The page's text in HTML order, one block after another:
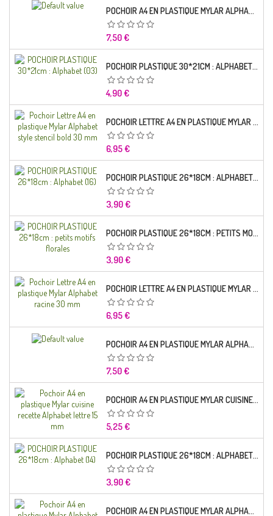
POCHOIR A4 EN PLASTIQUE MYLAR ALPHABET LETTRE TYPO CHARLEMAGNE 28 MM
Prix
7,50 €
POCHOIR PLASTIQUE 30*21CM : ALPHABET (03)
Prix
4,90 €
POCHOIR LETTRE A4 EN PLASTIQUE MYLAR ALPHABET STYLE STENCIL BOLD 30 MM
Prix
6,95 €
POCHOIR PLASTIQUE 26*18CM : ALPHABET (16)
Prix
3,90 €
POCHOIR PLASTIQUE 26*18CM : PETITS MOTIFS FLORALES
Prix
3,90 €
POCHOIR LETTRE A4 EN PLASTIQUE MYLAR ALPHABET RACINE 30 MM
Prix
6,95 €
POCHOIR A4 EN PLASTIQUE MYLAR ALPHABET LETTRE TYPO SEGOE 25 MM
Prix
7,50 €
POCHOIR A4 EN PLASTIQUE MYLAR CUISINE RECETTE ALPHABET LETTRE 15 MM
Prix
5,25 €
POCHOIR PLASTIQUE 26*18CM : ALPHABET (14)
Prix
3,90 €
POCHOIR A4 EN PLASTIQUE MYLAR ALPHABET LETTRE TYPO CHARLEMAGNE